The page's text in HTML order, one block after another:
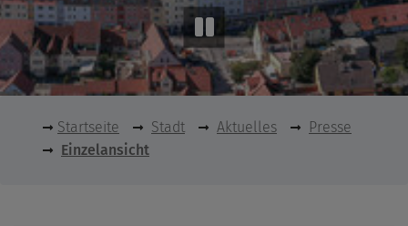
Startseite Stadt Aktuelles
Presse
Einzelansicht